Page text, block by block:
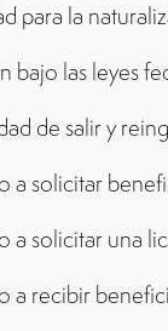
para la
bajo las leyes
de salir y
a solicitar
a solicitar una
a recibir